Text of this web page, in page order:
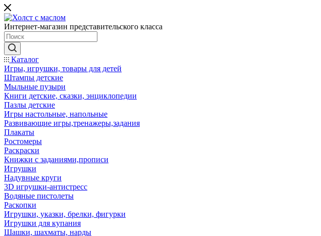
Интернет-магазин представительского класса
Каталог
Игры, игрушки, товары для детей
Штампы детские
Мыльные пузыри
Книги детские, сказки, энциклопедии
Пазлы детские
Игры настольные, напольные
Развивающие игры,тренажеры,задания
Плакаты
Ростомеры
Раскраски
Книжки с заданиями,прописи
Игрушки
Надувные круги
3D игрушки-антистресс
Водяные пистолеты
Раскопки
Игрушки, указки, брелки, фигурки
Игрушки для купания
Шашки, шахматы, нарды